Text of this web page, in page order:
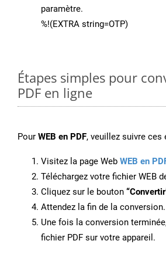
paramètre.
%!(EXTRA string=OTP)
Étapes simples pour
PDF en ligne
Pour WEB en PDF, veuillez suivre ces
Visitez la page Web WEB en
Téléchargez votre fichier WEB
Cliquez sur le bouton
Attendez la fin de la conversion.
Une fois la conversion
fichier PDF sur votre appareil.